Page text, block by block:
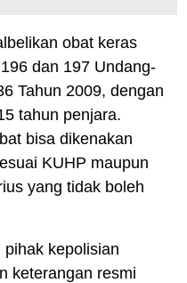
obat keras
dan 197 Undang-
Tahun 2009, dengan
tahun penjara.
bisa dikenakan
KUHP maupun
yang tidak boleh
kepolisian
keterangan resmi